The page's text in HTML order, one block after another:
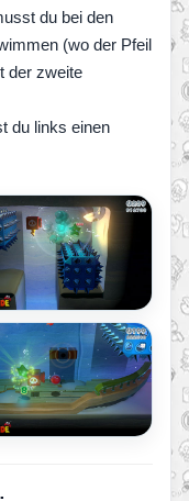
du bei den
(wo der Pfeil
der zweite
du links einen